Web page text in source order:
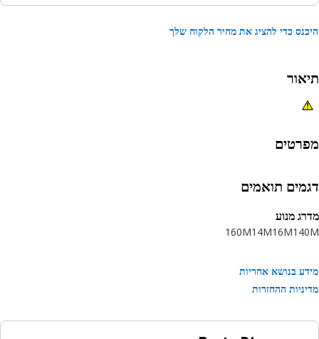
כדי להציג את מחיר הלקוח שלך
תואמים
מנוע
16M
14M
160M
בנושא אחריות
ההחזרות